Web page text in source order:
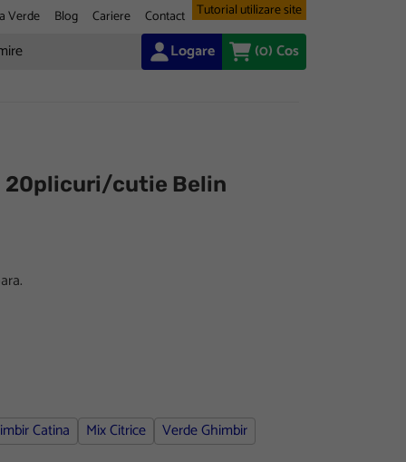
Verde Blog Cariere Contact Tutorial utilizare site
Logare (0)Cos
20plicuri/cutie Belin
Catina Mix Citrice Verde Ghimbir